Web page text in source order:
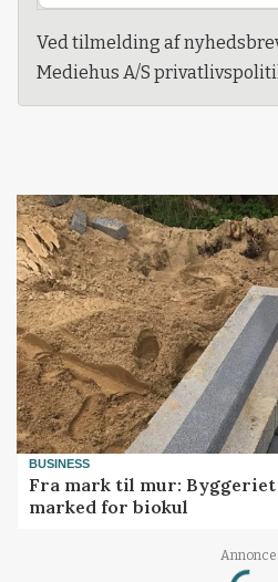
Ved tilmelding af
Mediehus A/S
BUSINESS
Fra mark til mur:
marked for biokul
Annonce
Loading...